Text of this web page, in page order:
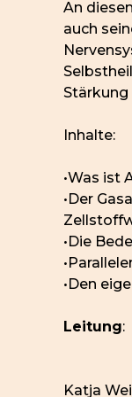
An
auch
Inhalte:
•Was ist
•Der
•Die
•
•Den
Leitung:
Katja